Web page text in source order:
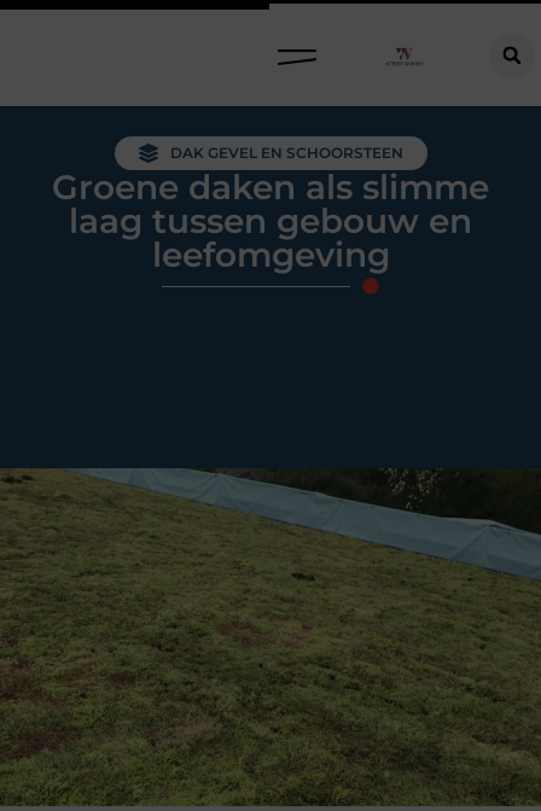
DAK GEVEL EN SCHOORSTEEN
Groene daken als slimme
laag tussen gebouw en
leefomgeving